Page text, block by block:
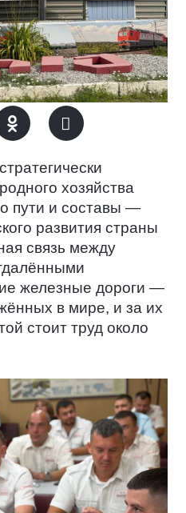
хозяйства
пути и составы —
развития страны
связь между
железные дороги —
в мире, и за их
стоит труд около